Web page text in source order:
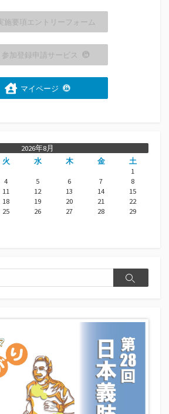
実施要項エントリーフォーム
参加登録申請サービス
マイページ
2026年8月
火 水 木 金
土
1
4 5 6 7
8
11 12 13 14
15
18 19 20 21
22
25 26 27 28
29
検